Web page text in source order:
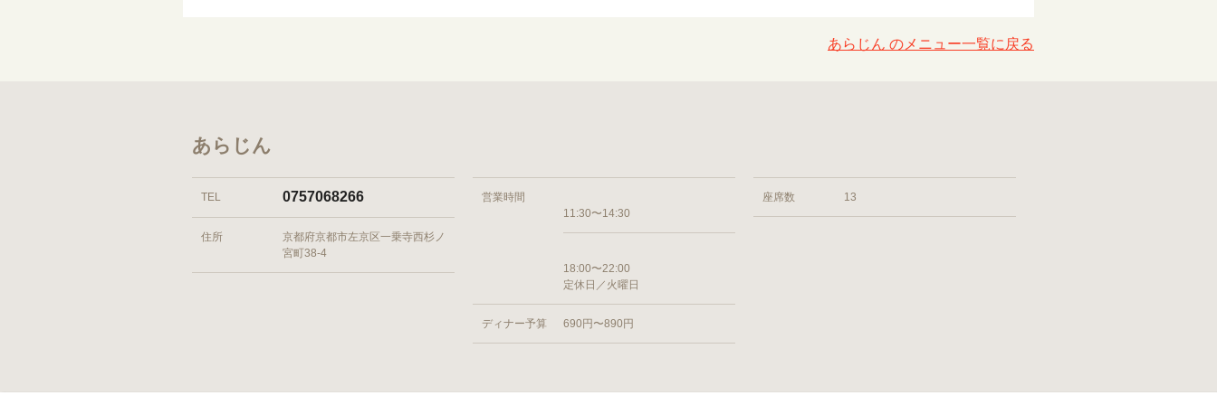
あらじん のメニュー一覧に戻る
あらじん
TEL 0757068266
住所
京都府京都市左京区一乗寺西杉ノ
宮町38-4
営業時間
11:30〜14:30
18:00〜22:00
定休日／火曜日
ディナー予算 690円〜890円
座席数 13